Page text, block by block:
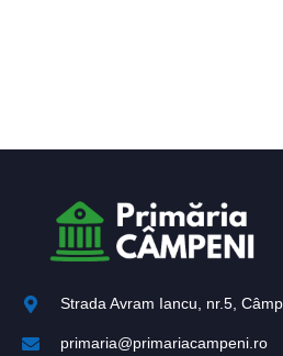
Strada Avram Iancu, nr.5,
primaria@primariacampeni.ro